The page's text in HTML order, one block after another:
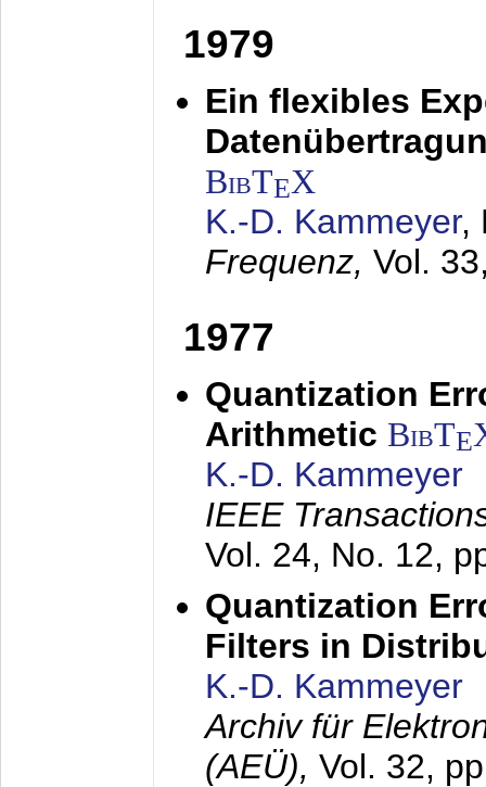
1979
Ein flexibles
BibTEX
K.-D. Kammeyer,
Frequenz, Vol.
1977
Quantization
Arithmetic BibTE
K.-D. Kammeyer
IEEE
Vol. 24, No. 12,
Quantization
Filters in
K.-D. Kammeyer
Archiv für
(AEÜ), Vol. 32,